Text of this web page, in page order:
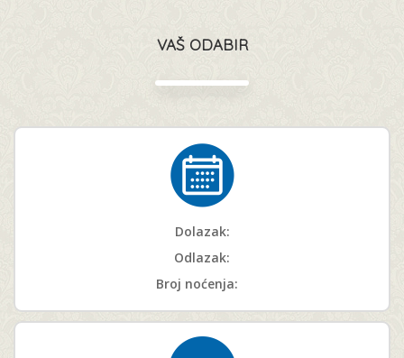
VAŠ ODABIR
Dolazak:
Odlazak:
Broj noćenja: